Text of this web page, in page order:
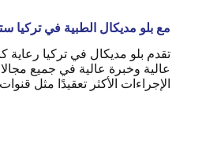
مع بلو مديكال الطبية في تركيا
تقدم بلو مديكال في تركيا
عالية وخبرة عالية في جميع
الإجراءات الأكثر تعقيدًا مثل